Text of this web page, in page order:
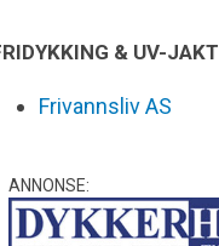
& UV-JAKT
Frivannsliv AS
ANNONSE: